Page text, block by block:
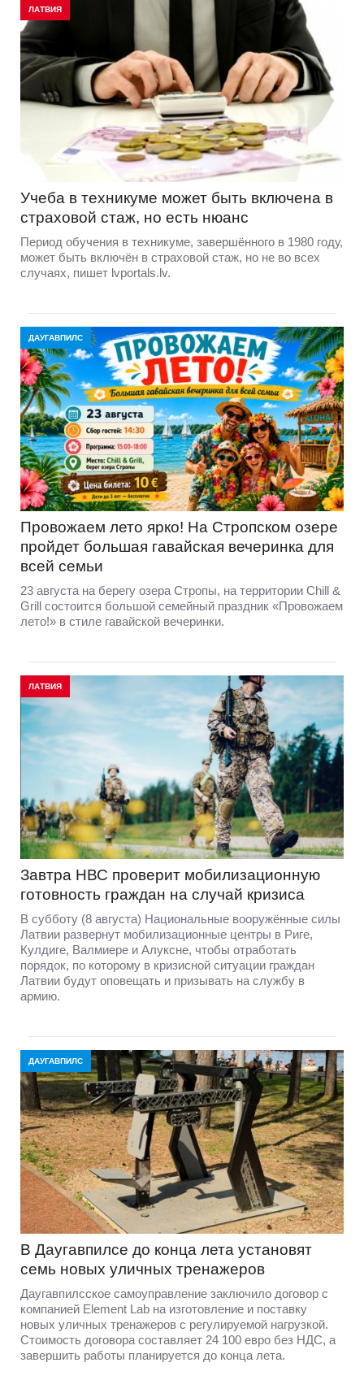
ЛАТВИЯ
Учеба в техникуме может быть включена в
страховой стаж, но есть нюанс
Период обучения в техникуме, завершённого в 1980 году,
может быть включён в страховой стаж, но не во всех
случаях, пишет lvportals.lv.
ДАУГАВПИЛС
Провожаем лето ярко! На Стропском озере
пройдет большая гавайская вечеринка для
всей семьи
23 августа на берегу озера Стропы, на территории Chill &
Grill состоится большой семейный праздник «Провожаем
лето!» в стиле гавайской вечеринки.
ЛАТВИЯ
Завтра НВС проверит мобилизационную
готовность граждан на случай кризиса
В субботу (8 августа) Национальные вооружённые силы
Латвии развернут мобилизационные центры в Риге,
Кулдиге, Валмиере и Алуксне, чтобы отработать
порядок, по которому в кризисной ситуации граждан
Латвии будут оповещать и призывать на службу в
армию.
ДАУГАВПИЛС
В Даугавпилсе до конца лета установят
семь новых уличных тренажеров
Даугавпилсское самоуправление заключило договор с
компанией Element Lab на изготовление и поставку
новых уличных тренажеров с регулируемой нагрузкой.
Стоимость договора составляет 24 100 евро без НДС, а
завершить работы планируется до конца лета.